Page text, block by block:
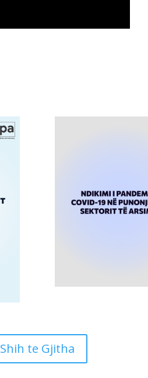
Shih te Gjitha